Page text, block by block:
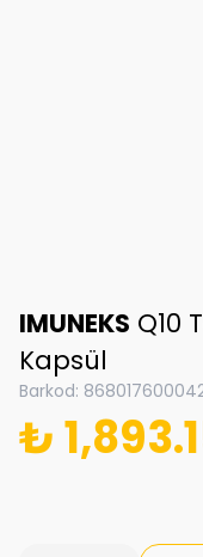
IMUNEKS Q10
Kapsül
Barkod:
₺